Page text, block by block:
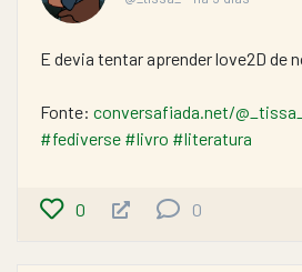
E devia tentar aprender love2D de
Fonte: conversafiada.net/
#fediverse #livro #literatura
0 0